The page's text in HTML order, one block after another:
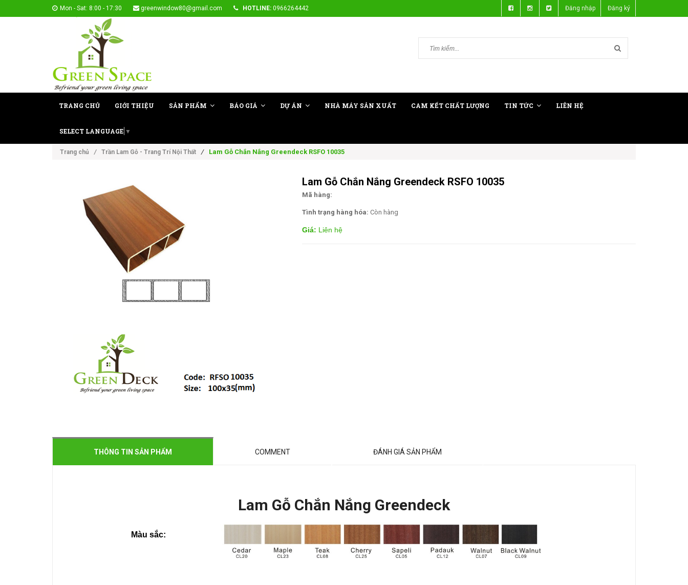
Mon - Sat: 8:00 - 17:30 greenwindow80@gmail.com HOTLINE: 0966264442 Đăng nhập Đăng ký
TRANG CHỦ GIỚI THIỆU SẢN PHẨM BÁO GIÁ DỰ ÁN NHÀ MÁY SẢN XUẤT CAM KẾT CHẤT LƯỢNG TIN TỨC LIÊN HỆ
SELECT LANGUAGE ▼
Trang chủ / Trần Lam Gỗ - Trang Trí Nội Thất / Lam Gỗ Chắn Nắng Greendeck RSFO 10035
Lam Gỗ Chắn Nắng Greendeck RSFO 10035
Mã hàng:
Tình trạng hàng hóa: Còn hàng
Giá: Liên hệ
THÔNG TIN SẢN PHẨM COMMENT ĐÁNH GIÁ SẢN PHẨM
Lam Gỗ Chắn Nắng Greendeck
Màu sắc: